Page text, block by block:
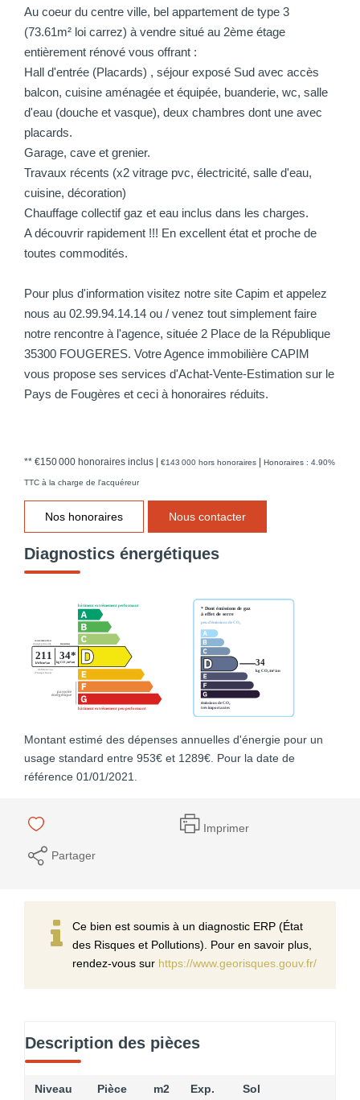
Au coeur du centre ville, bel appartement de type 3
(73.61m² loi carrez) à vendre situé au 2ème étage
entièrement rénové vous offrant :
Hall d'entrée (Placards) , séjour exposé Sud avec accès
balcon, cuisine aménagée et équipée, buanderie, wc, salle
d'eau (douche et vasque), deux chambres dont une avec
placards.
Garage, cave et grenier.
Travaux récents (x2 vitrage pvc, électricité, salle d'eau,
cuisine, décoration)
Chauffage collectif gaz et eau inclus dans les charges.
A découvrir rapidement !!! En excellent état et proche de
toutes commodités.
Pour plus d'information visitez notre site Capim et appelez
nous au 02.99.94.14.14 ou / venez tout simplement faire
notre rencontre à l'agence, située 2 Place de la République
35300 FOUGERES. Votre Agence immobilière CAPIM
vous propose ses services d'Achat-Vente-Estimation sur le
Pays de Fougères et ceci à honoraires réduits.
** €150 000 honoraires inclus | €143 000 hors honoraires | Honoraires : 4.90%
TTC à la charge de l'acquéreur
Nos honoraires Nous contacter
Diagnostics énergétiques
Montant estimé des dépenses annuelles d'énergie pour un
usage standard entre 953€ et 1289€. Pour la date de
référence 01/01/2021.
Imprimer
Partager
Ce bien est soumis à un diagnostic ERP (État
des Risques et Pollutions). Pour en savoir plus,
rendez-vous sur https://www.georisques.gouv.fr/
Description des pièces
Niveau Pièce m2 Exp. Sol